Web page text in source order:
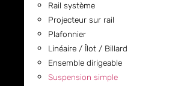
Rail système
Projecteur sur rail
Plafonnier
Linéaire / Îlot / Billard
Ensemble dirigeable
Suspension simple